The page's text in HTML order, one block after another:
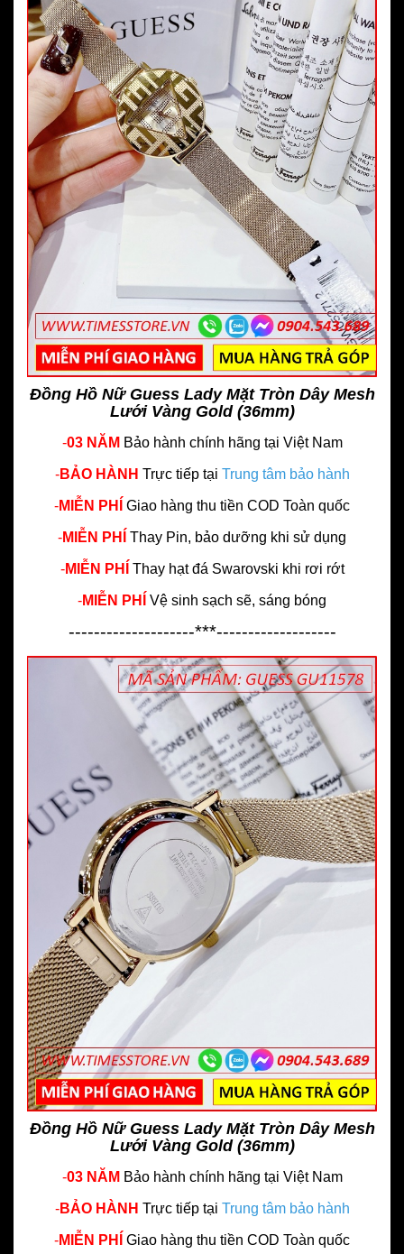
Đồng Hồ Nữ Guess Lady Mặt Tròn Dây Mesh
Lưới Vàng Gold (36mm)
-03 NĂM Bảo hành chính hãng tại Việt Nam
-BẢO HÀNH Trực tiếp tại Trung tâm bảo hành
-MIỄN PHÍ Giao hàng thu tiền COD Toàn quốc
-MIỄN PHÍ Thay Pin, bảo dưỡng khi sử dụng
-MIỄN PHÍ Thay hạt đá Swarovski khi rơi rớt
-MIỄN PHÍ Vệ sinh sạch sẽ, sáng bóng
--------------------***-------------------
Đồng Hồ Nữ Guess Lady Mặt Tròn Dây Mesh
Lưới Vàng Gold (36mm)
-03 NĂM Bảo hành chính hãng tại Việt Nam
-BẢO HÀNH Trực tiếp tại Trung tâm bảo hành
-MIỄN PHÍ Giao hàng thu tiền COD Toàn quốc